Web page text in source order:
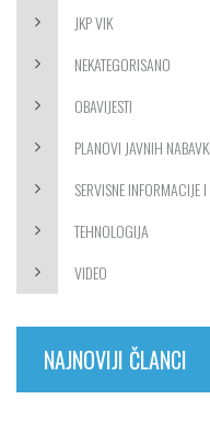
JKP VIK
NEKATEGORISANO
OBAVIJESTI
PLANOVI JAVNIH NABAVKI
SERVISNE INFORMACIJE
TEHNOLOGIJA
VIDEO
NAJNOVIJI ČLANCI